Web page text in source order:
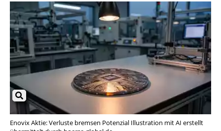
Enovix Aktie: Verluste bremsen Potenzial Illustration mit AI erstellt